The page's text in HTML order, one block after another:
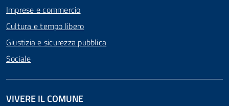
Imprese e commercio
Cultura e tempo libero
Giustizia e sicurezza pubblica
Sociale
VIVERE IL COMUNE